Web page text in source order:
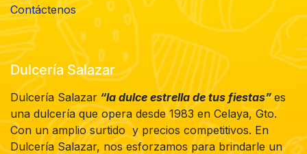
Contáctenos
Dulcería Salazar
Dulcería Salazar “la dulce estrella de tus fiestas”es
una dulcería que opera desde 1983 en Celaya, Gto.
Con un amplio surtido y precios competitivos. En
Dulcería Salazar, nos esforzamos para brindarle un